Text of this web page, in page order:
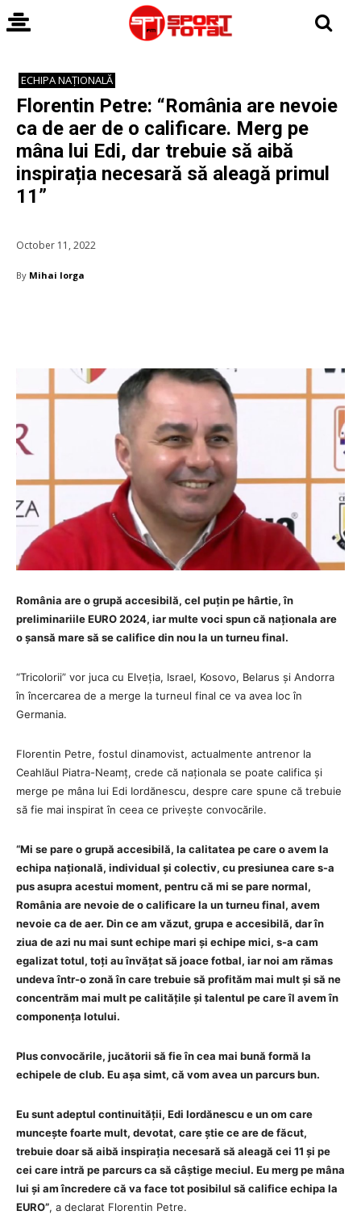
ECHIPA NAȚIONALĂ
Florentin Petre: “România are nevoie
ca de aer de o calificare. Merg pe
mâna lui Edi, dar trebuie să aibă
inspirația necesară să aleagă primul
11”
October 11, 2022
By Mihai Iorga
România are o grupă accesibilă, cel puțin pe hârtie, în
preliminariile EURO 2024, iar multe voci spun că naționala are
o șansă mare să se califice din nou la un turneu final.
“Tricolorii” vor juca cu Elveția, Israel, Kosovo, Belarus și Andorra
în încercarea de a merge la turneul final ce va avea loc în
Germania.
Florentin Petre, fostul dinamovist, actualmente antrenor la
Ceahlăul Piatra-Neamț, crede că naționala se poate califica și
merge pe mâna lui Edi Iordănescu, despre care spune că trebuie
să fie mai inspirat în ceea ce privește convocările.
“Mi se pare o grupă accesibilă, la calitatea pe care o avem la
echipa națională, individual și colectiv, cu presiunea care s-a
pus asupra acestui moment, pentru că mi se pare normal,
România are nevoie de o calificare la un turneu final, avem
nevoie ca de aer. Din ce am văzut, grupa e accesibilă, dar în
ziua de azi nu mai sunt echipe mari și echipe mici, s-a cam
egalizat totul, toți au învățat să joace fotbal, iar noi am rămas
undeva într-o zonă în care trebuie să profităm mai mult și să ne
concentrăm mai mult pe calitățile și talentul pe care îl avem în
componența lotului.
Plus convocările, jucătorii să fie în cea mai bună formă la
echipele de club. Eu așa simt, că vom avea un parcurs bun.
Eu sunt adeptul continuității, Edi Iordănescu e un om care
muncește foarte mult, devotat, care știe ce are de făcut,
trebuie doar să aibă inspirația necesară să aleagă cei 11 și pe
cei care intră pe parcurs ca să câștige meciul. Eu merg pe mâna
lui și am încredere că va face tot posibilul să califice echipa la
EURO”, a declarat Florentin Petre.